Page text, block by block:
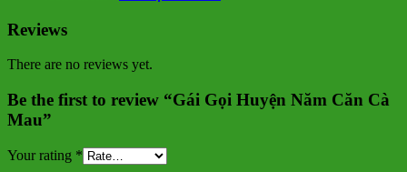
Reviews
There are no reviews yet.
Be the first to review “Gái Gọi Huyện Năm Căn Cà
Mau”
Your rating *